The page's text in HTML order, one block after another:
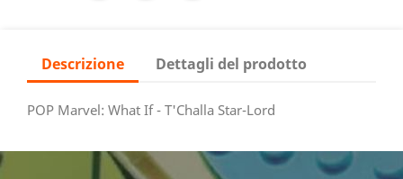
Descrizione Dettagli del prodotto
POP Marvel: What If - T'Challa Star-Lord